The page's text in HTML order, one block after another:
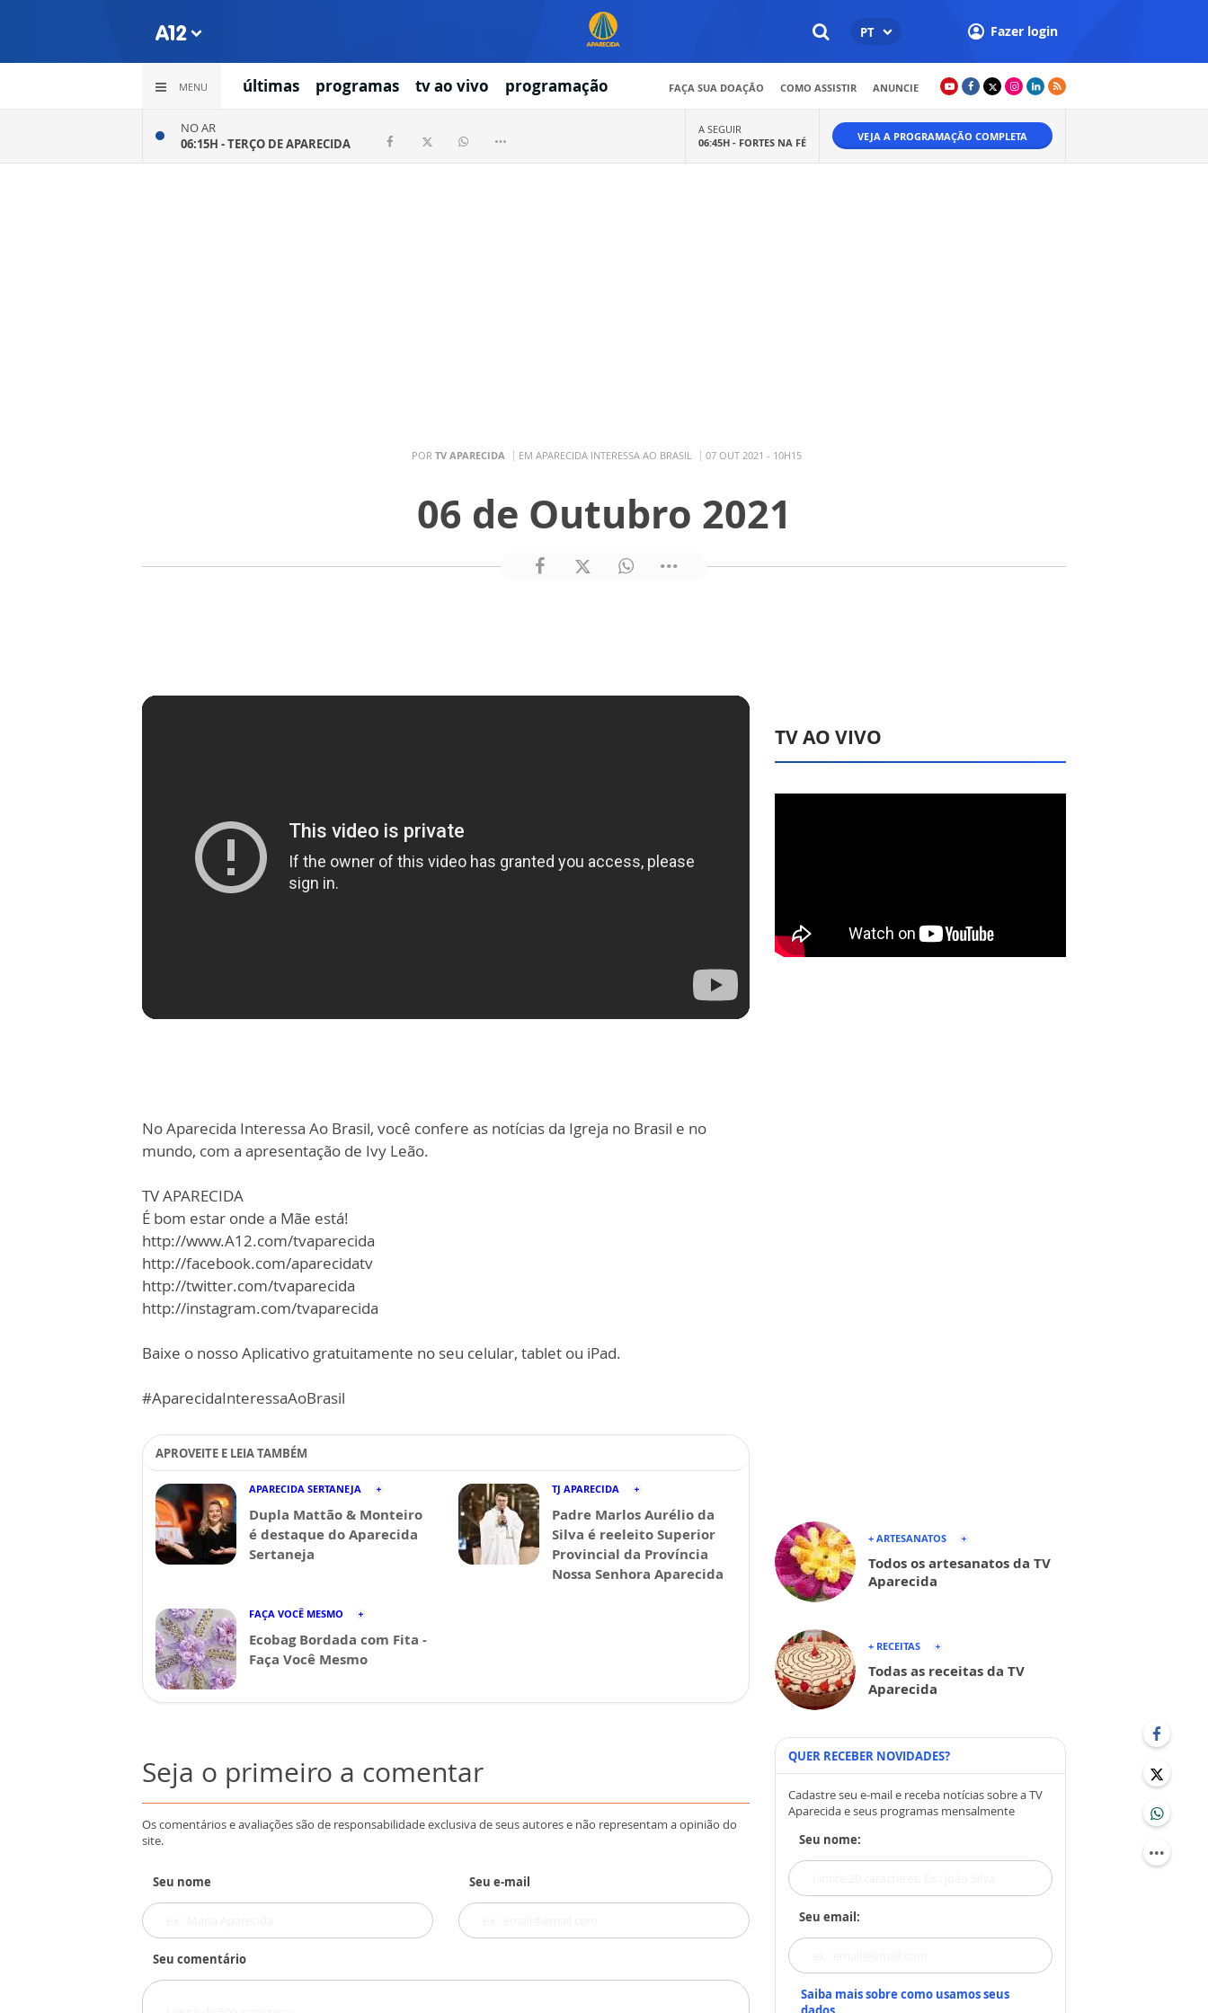
PT Fazer login
MENU últimas programas tv ao vivo programação FAÇA SUA DOAÇÃO COMO ASSISTIR ANUNCIE
NO AR
06:15H -TERÇO DE APARECIDA
A SEGUIR
06:45H - FORTES NA FÉ VEJA A PROGRAMAÇÃO COMPLETA
POR TV APARECIDA EM APARECIDA INTERESSA AO BRASIL 07 OUT 2021 - 10H15
06 de Outubro 2021
No Aparecida Interessa Ao Brasil, você confere as notícias da Igreja no Brasil e no
mundo, com a apresentação de Ivy Leão.
TV APARECIDA
É bom estar onde a Mãe está!
http://www.A12.com/tvaparecida
http://facebook.com/aparecidatv
http://twitter.com/tvaparecida
http://instagram.com/tvaparecida
Baixe o nosso Aplicativo gratuitamente no seu celular, tablet ou iPad.
#AparecidaInteressaAoBrasil
APROVEITE E LEIA TAMBÉM
APARECIDA SERTANEJA
Dupla Mattão & Monteiro
é destaque do Aparecida
Sertaneja
TJ APARECIDA
Padre Marlos Aurélio da
Silva é reeleito Superior
Provincial da Província
Nossa Senhora Aparecida
FAÇA VOCÊ MESMO
Ecobag Bordada com Fita -
Faça Você Mesmo
Seja o primeiro a comentar
Os comentários e avaliações são de responsabilidade exclusiva de seus autores e não representam a opinião do
site.
Seu nome Seu e-mail
Seu comentário
TV AO VIVO
+ ARTESANATOS
Todos os artesanatos da TV
Aparecida
+ RECEITAS
Todas as receitas da TV
Aparecida
QUER RECEBER NOVIDADES?
Cadastre seu e-mail e receba notícias sobre a TV
Aparecida e seus programas mensalmente
Seu nome:
Seu email:
Saiba mais sobre como usamos seus